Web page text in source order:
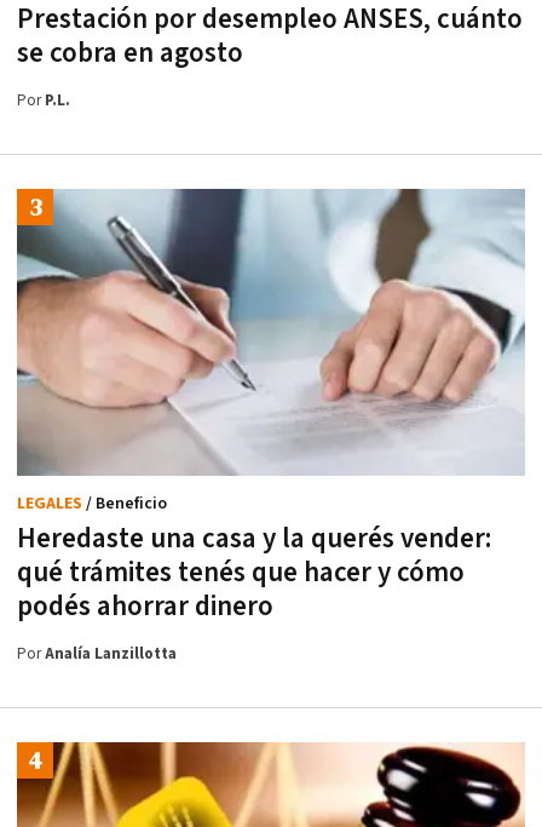
Prestación por desempleo ANSES, cuánto
se cobra en agosto
PorP.L.
Heredaste una casa y la querés vender:
qué trámites tenés que hacer y cómo
podés ahorrar dinero
LEGALES / Beneficio
PorAnalía Lanzillotta